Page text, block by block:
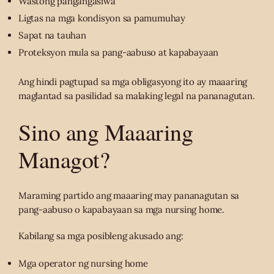
Ligtas na mga kondisyon sa pamumuhay
Sapat na tauhan
Proteksyon mula sa pang-aabuso at kapabayaan
Ang hindi pagtupad sa mga obligasyong ito ay maaaring
maglantad sa pasilidad sa malaking legal na pananagutan.
Sino ang Maaaring
Managot?
Maraming partido ang maaaring may pananagutan sa
pang-aabuso o kapabayaan sa mga nursing home.
Kabilang sa mga posibleng akusado ang:
Mga operator ng nursing home